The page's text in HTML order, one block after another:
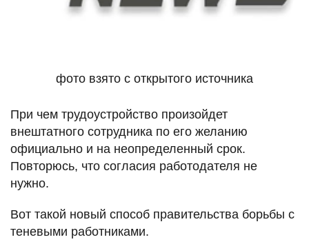
фото взято с открытого источника
При чем трудоустройство произойдет
внештатного сотрудника по его желанию
официально и на неопределенный срок.
Повторюсь, что согласия работодателя не
нужно.
Вот такой новый способ правительства борьбы с
теневыми работниками.